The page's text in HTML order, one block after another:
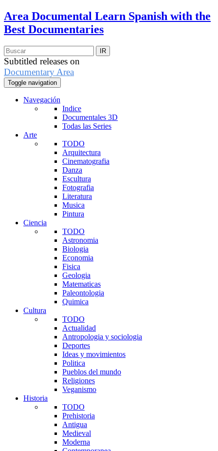
Area Documental Learn Spanish with the
Best Documentaries
Subtitled releases on
Documentary Area
Toggle navigation
Navegación
Indice
Documentales 3D
Todas las Series
Arte
TODO
Arquitectura
Cinematografia
Danza
Escultura
Fotografia
Literatura
Musica
Pintura
Ciencia
TODO
Astronomia
Biologia
Economia
Fisica
Geologia
Matematicas
Paleontologia
Quimica
Cultura
TODO
Actualidad
Antropologia y sociologia
Deportes
Ideas y movimientos
Politica
Pueblos del mundo
Religiones
Veganismo
Historia
TODO
Prehistoria
Antigua
Medieval
Moderna